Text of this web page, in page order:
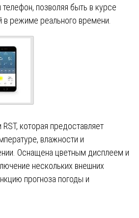
позволяя быть в курсе
в режиме реального времени.
которая предоставляет
влажности и
Оснащена цветным дисплеем и
нескольких внешних
прогноза погоды и